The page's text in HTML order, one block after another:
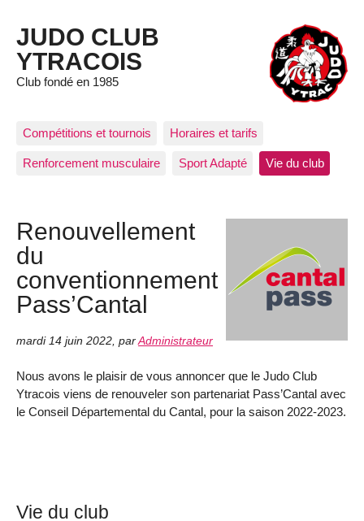
JUDO CLUB
YTRACOIS
Club fondé en 1985
Compétitions et tournois Horaires et tarifs
Renforcement musculaire Sport Adapté Vie du club
Renouvellement
du
conventionnement
Pass’Cantal
mardi 14 juin 2022 par Administrateur
Nous avons le plaisir de vous annoncer que le Judo Club
Ytracois viens de renouveler son partenariat Pass’Cantal avec
le Conseil Départemental du Cantal, pour la saison 2022-2023.
Vie du club